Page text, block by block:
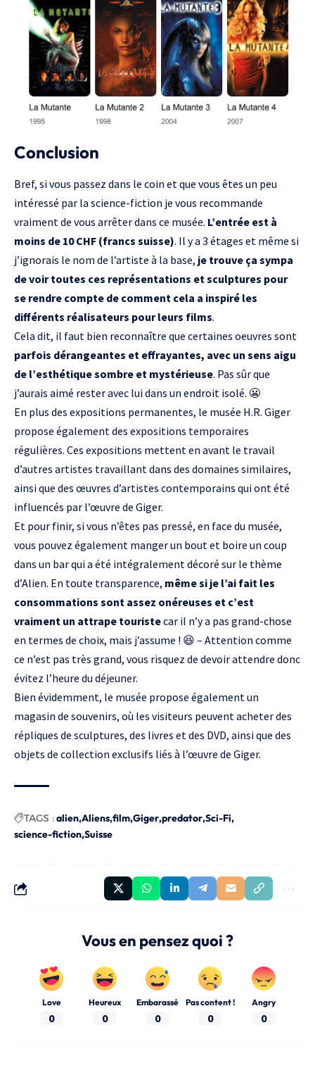
Conclusion
Bref, si vous passez dans le coin et que vous êtes un peu
intéressé par la science-fiction je vous recommande
vraiment de vous arrêter dans ce musée. L’entrée est à
moins de 10 CHF (francs suisse). Il y a 3 étages et même si
j’ignorais le nom de l’artiste à la base, je trouve ça sympa
de voir toutes ces représentations et sculptures pour
se rendre compte de comment cela a inspiré les
différents réalisateurs pour leurs films.
Cela dit, il faut bien reconnaître que certaines oeuvres sont
parfois dérangeantes et effrayantes, avec un sens aigu
de l’esthétique sombre et mystérieuse. Pas sûr que
j’aurais aimé rester avec lui dans un endroit isolé. 😬
En plus des expositions permanentes, le musée H.R. Giger
propose également des expositions temporaires
régulières. Ces expositions mettent en avant le travail
d’autres artistes travaillant dans des domaines similaires,
ainsi que des œuvres d’artistes contemporains qui ont été
influencés par l’œuvre de Giger.
Et pour finir, si vous n’êtes pas pressé, en face du musée,
vous pouvez également manger un bout et boire un coup
dans un bar qui a été intégralement décoré sur le thème
d’Alien. En toute transparence, même si je l’ai fait les
consommations sont assez onéreuses et c’est
vraiment un attrape touristecar il n’y a pas grand-chose
en termes de choix, mais j’assume ! 😆 – Attention comme
ce n’est pas très grand, vous risquez de devoir attendre donc
évitez l’heure du déjeuner.
Bien évidemment, le musée propose également un
magasin de souvenirs, où les visiteurs peuvent acheter des
répliques de sculptures, des livres et des DVD, ainsi que des
objets de collection exclusifs liés à l’œuvre de Giger.
TAGS :alien Aliens film Giger predator Sci-Fi
science-fiction Suisse
Vous en pensez quoi ?
Love
0
Heureux
0
Embarassé
0
Pas content !
0
Angry
0